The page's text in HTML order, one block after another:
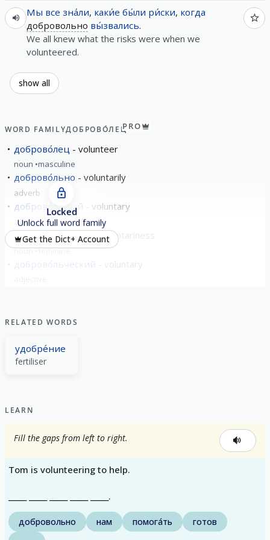
Мы все зна́ли, каки́е бы́ли ри́ски, когда
добровольно вы́звались.
We all knew what the risks were when we
volunteered.
show all
WORD FAMILYДОБРОВО́ЛЕЦPRO
доброво́лец volunteer
noun masculine
доброво́льно voluntarily
adverb
доброво́льный voluntary
adjective
доброво́льность voluntariness
noun feminine
доброво́льческий
Locked
Unlock full word family
Get the Dict+ Account
RELATED WORDS
удобре́ние
fertiliser
LEARN
Fill the gaps from left to right.
Tom is volunteering to help.
_____ _____ _____ _____ _____.
добровольно нам помога́ть
готов